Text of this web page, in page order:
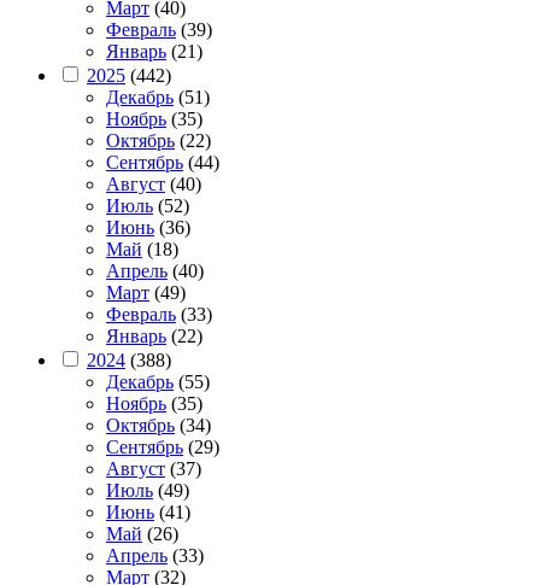
Март (40)
Февраль (39)
Январь (21)
2025 (442)
Декабрь (51)
Ноябрь (35)
Октябрь (22)
Сентябрь (44)
Август (40)
Июль (52)
Июнь (36)
Май (18)
Апрель (40)
Март (49)
Февраль (33)
Январь (22)
2024 (388)
Декабрь (55)
Ноябрь (35)
Октябрь (34)
Сентябрь (29)
Август (37)
Июль (49)
Июнь (41)
Май (26)
Апрель (33)
Март (32)